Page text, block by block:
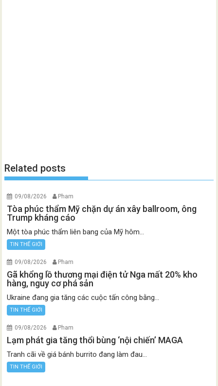
Related posts
09/08/2026 Pham
Tòa phúc thẩm Mỹ chặn dự án xây ballroom, ông
Trump kháng cáo
Một tòa phúc thẩm liên bang của Mỹ hôm...
TIN THẾ GIỚI
09/08/2026 Pham
Gã khổng lồ thương mại điện tử Nga mất 20% kho
hàng, nguy cơ phá sản
Ukraine đang gia tăng các cuộc tấn công bằng...
TIN THẾ GIỚI
09/08/2026 Pham
Lạm phát gia tăng thổi bùng ‘nội chiến’ MAGA
Tranh cãi về giá bánh burrito đang làm đau...
TIN THẾ GIỚI